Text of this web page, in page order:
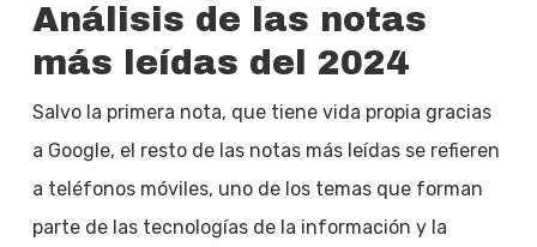
Análisis de las notas
más leídas del 2024
Salvo la primera nota, que tiene vida propia gracias
a Google, el resto de las notas más leídas se refieren
a teléfonos móviles, uno de los temas que forman
parte de las tecnologías de la información y la